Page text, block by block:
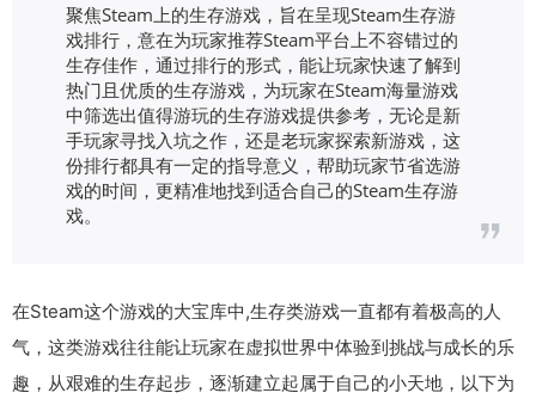
聚焦Steam上的生存游戏，旨在呈现Steam生存游
戏排行，意在为玩家推荐Steam平台上不容错过的
生存佳作，通过排行的形式，能让玩家快速了解到
热门且优质的生存游戏，为玩家在Steam海量游戏
中筛选出值得游玩的生存游戏提供参考，无论是新
手玩家寻找入坑之作，还是老玩家探索新游戏，这
份排行都具有一定的指导意义，帮助玩家节省选游
戏的时间，更精准地找到适合自己的Steam生存游
戏。
在Steam这个游戏的大宝库中,生存类游戏一直都有着极高的人
气，这类游戏往往能让玩家在虚拟世界中体验到挑战与成长的乐
趣，从艰难的生存起步，逐渐建立起属于自己的小天地，以下为